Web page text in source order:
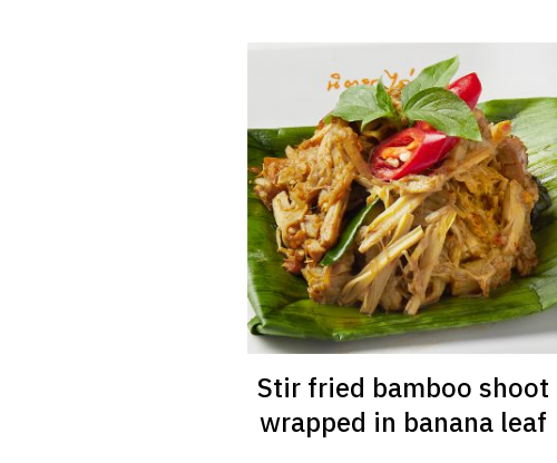
Stir fried bamboo shoot
wrapped in banana leaf